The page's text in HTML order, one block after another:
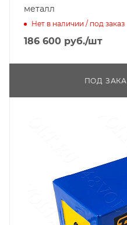
металл
Нет в наличии / под заказ
186 600 руб./шт
ПОД